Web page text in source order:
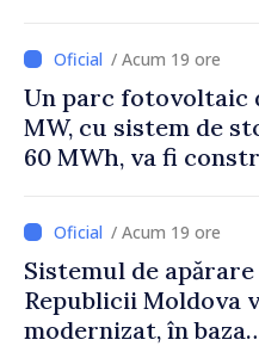
/ Acum 19 ore
Un parc fotovoltaic
MW, cu sistem de
60 MWh, va fi
/ Acum 19 ore
Sistemul de apărare
Republicii Moldova
modernizat, în baza